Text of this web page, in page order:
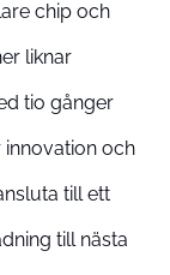
chip och
liknar
tio gånger
innovation och
till ett
till nästa